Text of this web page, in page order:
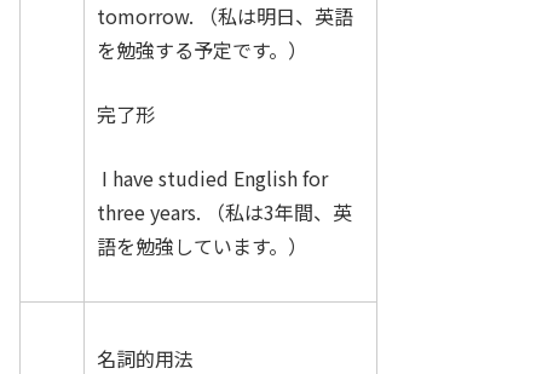
tomorrow. （私は明日、英語
を勉強する予定です。）
完了形
I have studied English for
three years. （私は3年間、英
語を勉強しています。）
名詞的用法